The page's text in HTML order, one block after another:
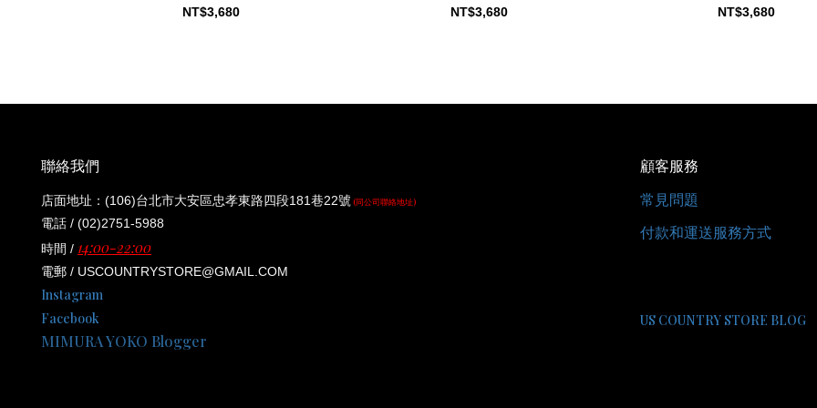
#24CT001 PINK
NT$3,680
#24CT001 MINT
NT$3,680
#24CT001 BLUE
NT$3,680
聯絡我們
店面地址：(106)台北市大安區忠孝東路四段181巷22號 (同公司聯絡地址)
電話 / (02)2751-5988
時間 / 14:00-22:00
電郵 / USCOUNTRYSTORE@GMAIL.COM
Instagram
Facebook
MIMURA YOKO Blogger
顧客服務
常見問題
付款和運送服務方式
US COUNTRY STORE BLOG